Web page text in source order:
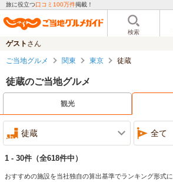
旅に役立つ口コミ100万件掲載！
検索
ゲスト さん
ご当地グルメ 関東 東京 徒蔵
徒蔵のご当地グルメ
観光
徒蔵 全て
1 - 30件 （全618件中）
おすすめの施設を当社独自の算出基準でランキング形式